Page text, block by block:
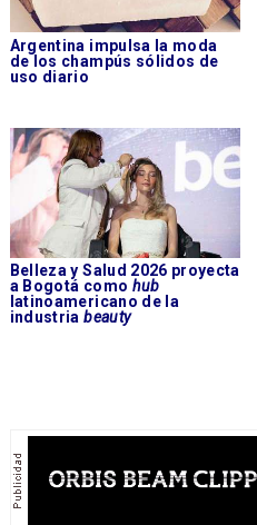
Argentina impulsa la moda
de los champús sólidos de
uso diario
Belleza y Salud 2026 proyecta
a Bogotá como hub
latinoamericano de la
industria beauty